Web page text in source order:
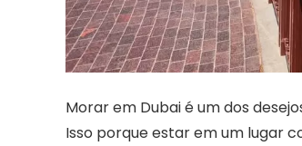
Morar em Dubai é um dos
Isso porque estar em um lugar